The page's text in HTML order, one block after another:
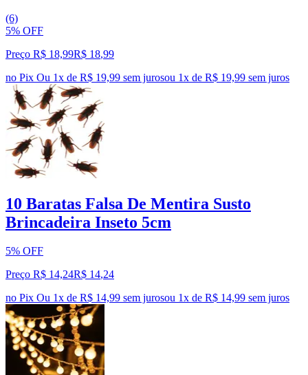
(6)
5% OFF
Preço R$ 18,99R$ 18,99
no Pix Ou 1x de R$ 19,99 sem jurosou 1x de R$ 19,99 sem juros
10 Baratas Falsa De Mentira Susto
Brincadeira Inseto 5cm
5% OFF
Preço R$ 14,24R$ 14,24
no Pix Ou 1x de R$ 14,99 sem jurosou 1x de R$ 14,99 sem juros